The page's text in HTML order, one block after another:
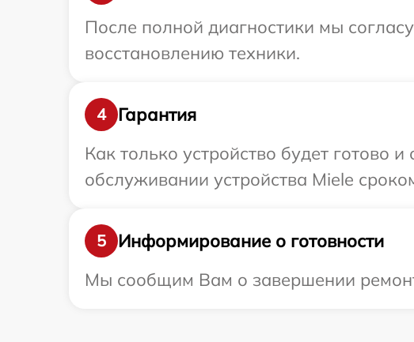
После полной диагностики мы
восстановлению техники.
4
Гарантия
Как только устройство будет готово
обслуживании устройства Miele
5
Информирование о готовности
Мы сообщим Вам о завершении